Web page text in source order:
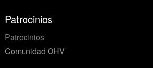
Patrocinios
Patrocinios
Comunidad OHV